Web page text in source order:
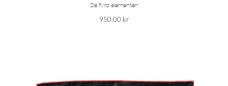
De fyra elementen
950.00 kr